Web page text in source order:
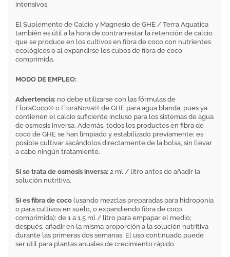
intensivos.
El Suplemento de Calcio y Magnesio de GHE / Terra Aquatica
también es útil a la hora de contrarrestar la retención de calcio
que se produce en los cultivos en fibra de coco con nutrientes
ecológicos o al expandirse los cubos de fibra de coco
comprimida.
MODO DE EMPLEO:
Advertencia: no debe utilizarse con las fórmulas de
FloraCoco® o FloraNova® de GHE para agua blanda, pues ya
contienen el calcio suficiente incluso para los sistemas de agua
de osmosis inversa. Además, todos los productos en fibra de
coco de GHE se han limpiado y estabilizado previamente; es
posible cultivar sacándolos directamente de la bolsa, sin llevar
a cabo ningún tratamiento.
Si se trata de osmosis inversa: 2 ml / litro antes de añadir la
solución nutritiva.
Si es fibra de coco (usando mezclas preparadas para hidroponía
o para cultivos en suelo, o expandiendo fibra de coco
comprimida): de 1 a 1.5 ml / litro para empapar el medio;
después, añadir en la misma proporción a la solución nutritiva
durante las primeras dos semanas. El uso continuado puede
ser útil para plantas anuales de crecimiento rápido.